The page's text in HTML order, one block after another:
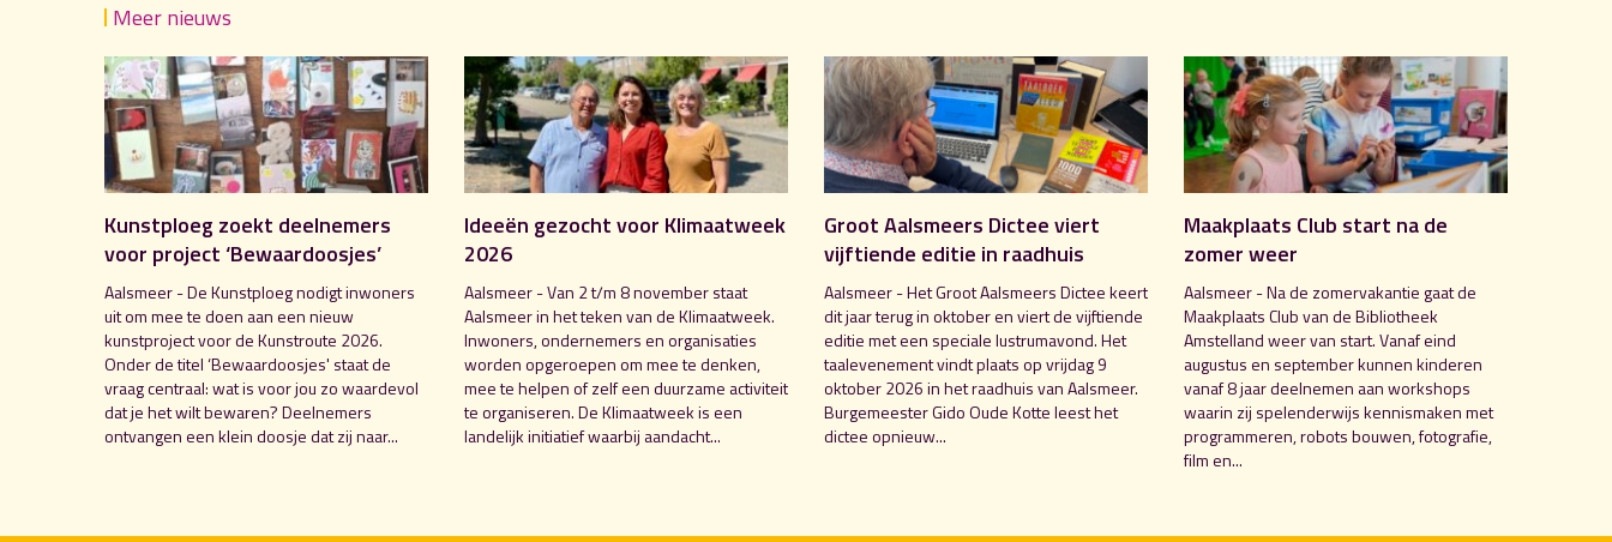
Meer nieuws
Kunstploeg zoekt deelnemers
voor project ‘Bewaardoosjes’
Aalsmeer - De Kunstploeg nodigt inwoners
uit om mee te doen aan een nieuw
kunstproject voor de Kunstroute 2026.
Onder de titel ‘Bewaardoosjes' staat de
vraag centraal: wat is voor jou zo waardevol
dat je het wilt bewaren? Deelnemers
ontvangen een klein doosje dat zij naar...
Ideeën gezocht voor Klimaatweek
2026
Aalsmeer - Van 2 t/m 8 november staat
Aalsmeer in het teken van de Klimaatweek.
Inwoners, ondernemers en organisaties
worden opgeroepen om mee te denken,
mee te helpen of zelf een duurzame activiteit
te organiseren. De Klimaatweek is een
landelijk initiatief waarbij aandacht...
Groot Aalsmeers Dictee viert
vijftiende editie in raadhuis
Aalsmeer - Het Groot Aalsmeers Dictee keert
dit jaar terug in oktober en viert de vijftiende
editie met een speciale lustrumavond. Het
taalevenement vindt plaats op vrijdag 9
oktober 2026 in het raadhuis van Aalsmeer.
Burgemeester Gido Oude Kotte leest het
dictee opnieuw...
Maakplaats Club start na de
zomer weer
Aalsmeer - Na de zomervakantie gaat de
Maakplaats Club van de Bibliotheek
Amstelland weer van start. Vanaf eind
augustus en september kunnen kinderen
vanaf 8 jaar deelnemen aan workshops
waarin zij spelenderwijs kennismaken met
programmeren, robots bouwen, fotografie,
film en...